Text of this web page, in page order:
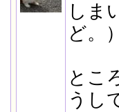
しま
ど。）
とこ
うし